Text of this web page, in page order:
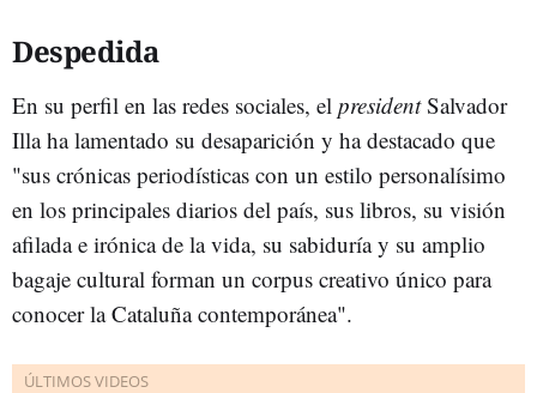
Despedida
En su perfil en las redes sociales, el presidentSalvador
Illa ha lamentado su desaparición y ha destacado que
"sus crónicas periodísticas con un estilo personalísimo
en los principales diarios del país, sus libros, su visión
afilada e irónica de la vida, su sabiduría y su amplio
bagaje cultural forman un corpus creativo único para
conocer la Cataluña contemporánea".